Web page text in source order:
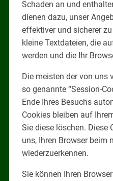
Schaden an und
dienen dazu, unser
effektiver und sicherer
kleine Textdateien, die
werden und die Ihr
Die meisten der von uns
so genannte “Session-
Ende Ihres Besuchs
Cookies bleiben auf
Sie diese löschen. Diese
uns, Ihren Browser beim
wiederzuerkennen.
Sie können Ihren